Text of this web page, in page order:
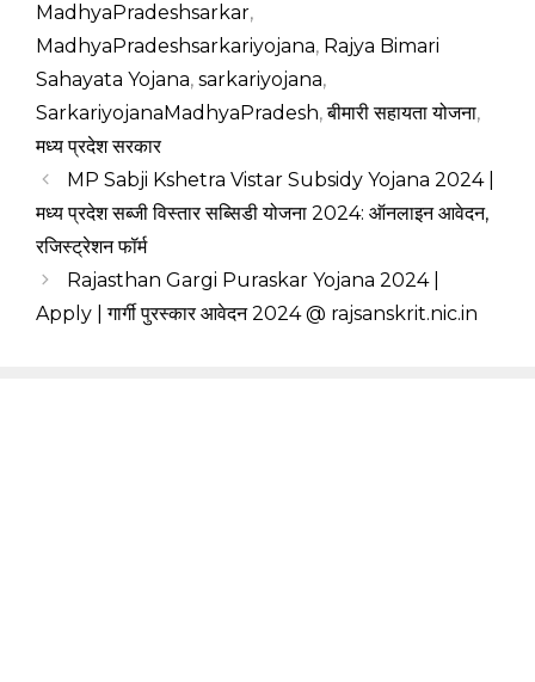
MadhyaPradeshsarkar,
MadhyaPradeshsarkariyojana, Rajya Bimari
Sahayata Yojana, sarkariyojana,
SarkariyojanaMadhyaPradesh,बीमारी सहायता योजना,
मध्य प्रदेश सरकार
MP Sabji Kshetra Vistar Subsidy Yojana 2024 |
मध्य प्रदेश सब्जी विस्तार सब्सिडी योजना 2024: ऑनलाइन आवेदन,
रजिस्ट्रेशन फॉर्म
Rajasthan Gargi Puraskar Yojana 2024 |
Apply | गार्गी पुरस्कार आवेदन 2024 @ rajsanskrit.nic.in